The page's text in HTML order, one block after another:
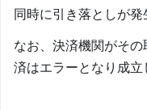
同時に引き落としが発
なお、決済機関がそ
済はエラーとなり成立